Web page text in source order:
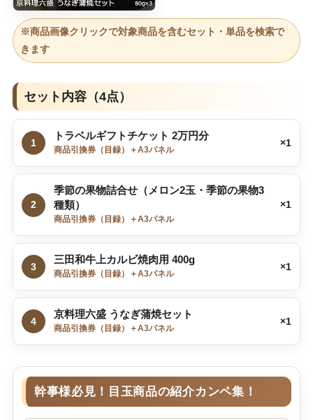
※商品画像クリックで対象商品を含むセット・単品を検索で
きます
セット内容（4点）
1
トラベルギフトチケット 2万円分
商品引換券（目録）＋A3パネル
×1
2
季節の果物詰合せ（メロン2玉・季節の果物3
種類）
商品引換券（目録）＋A3パネル
×1
3
三田和牛上カルビ焼肉用 400g
商品引換券（目録）＋A3パネル
×1
4
京料理六盛 うなぎ蒲焼セット
商品引換券（目録）＋A3パネル
×1
幹事様必見！目玉商品の紹介カンペ集！